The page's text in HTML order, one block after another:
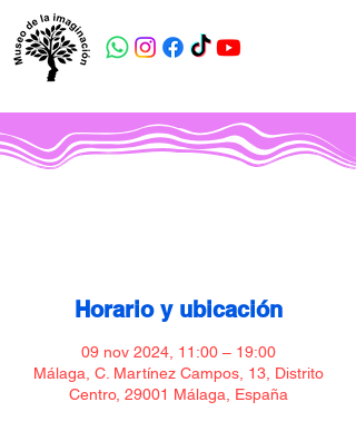
Horario y ubicación
09 nov 2024, 11:00 – 19:00
Málaga, C. Martínez Campos, 13, Distrito
Centro, 29001 Málaga, España